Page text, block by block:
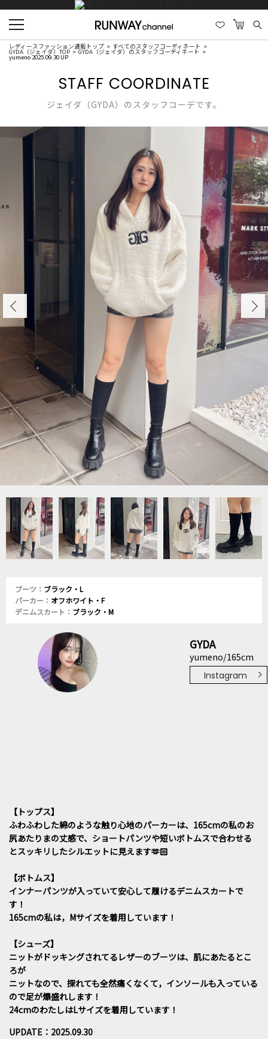
レディースファッション通販トップ すべてのスタッフコーディネート
GYDA（ジェイダ）TOP GYDA（ジェイダ）のスタッフコーディネート
yumeno 2025.09.30 UP
STAFF COORDINATE
ジェイダ（GYDA）のスタッフコーデです。
ブーツ： ブラック・L
パーカー： オフホワイト・F
デニムスカート： ブラック・M
GYDA
yumeno/165cm
Instagram
【トップス】
ふわふわした綿のような触り心地のパーカーは、165cmの私のお
尻あたりまの丈感で、ショートパンツや短いボトムスで合わせる
とスッキリしたシルエットに見えます🫶🏻
【ボトムス】
インナーパンツが入っていて安心して履けるデニムスカートで
す！
165cmの私は，Mサイズを着用しています！
【シューズ】
ニットがドッキングされてるレザーのブーツは、肌にあたるとこ
ろが
ニットなので、探れても全然痛くなくて，インソールも入っている
ので足が爆盛れします！
24cmのわたしはLサイズを着用しています！
UPDATE：2025.09.30